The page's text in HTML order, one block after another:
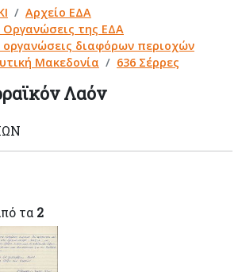
Αρχείο ΕΔΑ
Οργανώσεις της ΕΔΑ
οργανώσεις διαφόρων περιοχών
Μακεδονία
636 Σέρρες
Λαόν
τα 2